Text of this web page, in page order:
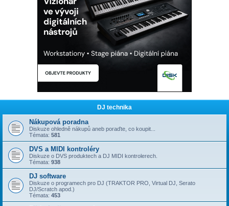
DJ technika
Nákupová poradna
Diskuze ohledně nákupů aneb poraďte, co koupit...
Témata: 581
DVS a MIDI kontroléry
Diskuze o DVS produktech a DJ MIDI kontrolerech.
Témata: 938
DJ software
Diskuze o programech pro DJ (TRAKTOR PRO, Virtual DJ, Serato
DJ/Scratch apod.)
Témata: 453